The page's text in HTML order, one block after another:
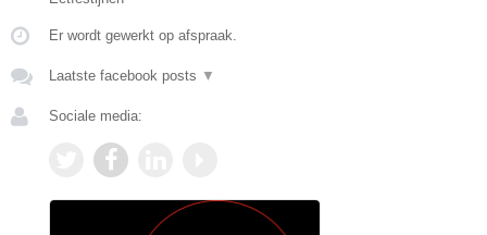
Er wordt gewerkt op afspraak.
Laatste facebook posts ▼
Sociale media: